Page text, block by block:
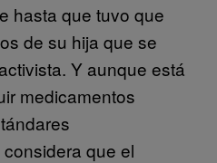
hasta que tuvo que
de su hija que se
Y aunque está
medicamentos
que el